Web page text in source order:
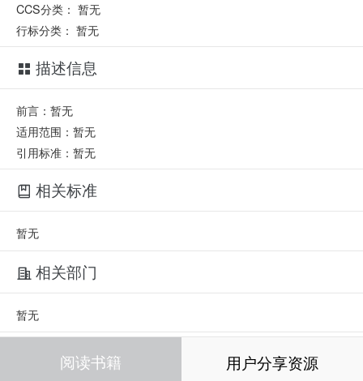
CCS分类： 暂无
行标分类： 暂无
描述信息
前言：暂无
适用范围：暂无
引用标准：暂无
相关标准
暂无
相关部门
暂无
相关人员
阅读书籍 用户分享资源